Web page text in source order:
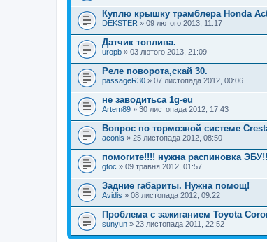
Куплю крышку трамблера Honda
DEKSTER » 09 лютого 2013, 11:17
Датчик топлива.
uropb » 03 лютого 2013, 21:09
Реле поворота,скай 30.
passageR30 » 07 листопада 2012, 00:06
не заводитьса 1g-eu
Artem89 » 30 листопада 2012, 17:43
Вопрос по тормозной системе
aconis » 25 листопада 2012, 08:50
помогите!!!! нужна распиновка
gtoc » 09 травня 2012, 01:57
Задние габариты. Нужна помощ!
Avidis » 08 листопада 2012, 09:22
Проблема с зажиганием Toyota
sunyun » 23 листопада 2011, 22:52